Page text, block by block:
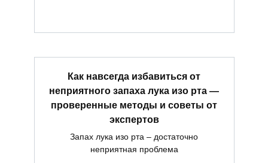
Как навсегда избавиться от
неприятного запаха лука изо рта —
проверенные методы и советы от
экспертов
Запах лука изо рта – достаточно
неприятная проблема